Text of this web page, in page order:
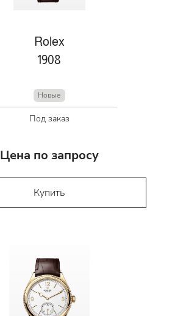
Rolex
1908
Новые
Под заказ
Цена по запросу
Купить